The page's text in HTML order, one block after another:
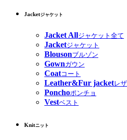
Jacketジャケット
Jacket Allジャケット全て
Jacketジャケット
Blousonブルゾン
Gownガウン
Coatコート
Leather&Fur jacketレ
Ponchoポンチョ
Vestベスト
Knitニット